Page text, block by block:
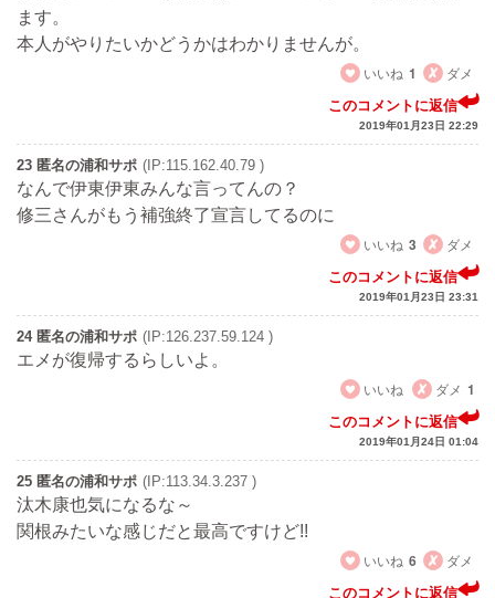
ます。
本人がやりたいかどうかはわかりませんが。
いいね 1 ダメ
このコメントに返信
2019年01月23日 22:29
23 匿名の浦和サポ (IP:115.162.40.79 )
なんで伊東伊東みんな言ってんの？
修三さんがもう補強終了宣言してるのに
いいね 3 ダメ
このコメントに返信
2019年01月23日 23:31
24 匿名の浦和サポ (IP:126.237.59.124 )
エメが復帰するらしいよ。
いいね
ダメ 1
このコメントに返信
2019年01月24日 01:04
25 匿名の浦和サポ (IP:113.34.3.237 )
汰木康也気になるな～
関根みたいな感じだと最高ですけど!!
いいね 6 ダメ
このコメントに返信